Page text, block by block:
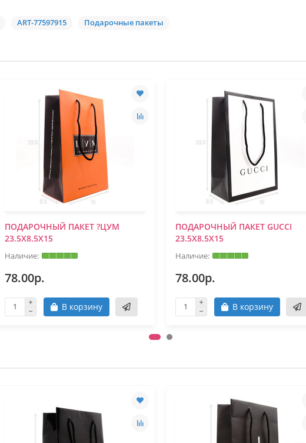
ART-77597915 Подарочные пакеты
ПОДАРОЧНЫЙ ПАКЕТ ?ЦУМ
23.5Х8.5Х15
78.00р.
В корзину
ПОДАРОЧНЫЙ ПАКЕТ GUCCI
23.5Х8.5Х15
78.00р.
В корзину